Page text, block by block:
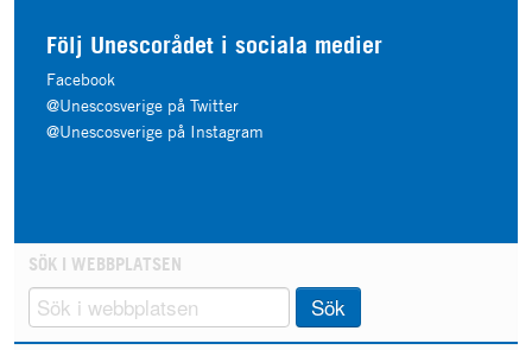
Följ Unescorådet i sociala medier
Facebook
@Unescosverige på Twitter
@Unescosverige på Instagram
SÖK I WEBBPLATSEN
Sök